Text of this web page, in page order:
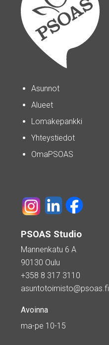
Asunnot
Alueet
Lomakepankki
Yhteystiedot
OmaPSOAS
PSOAS Studio
Mannenkatu 6 A
90130 Oulu
+358 8 317 3110
asuntotoimisto@psoas.fi
Avoinna
ma-pe 10-15